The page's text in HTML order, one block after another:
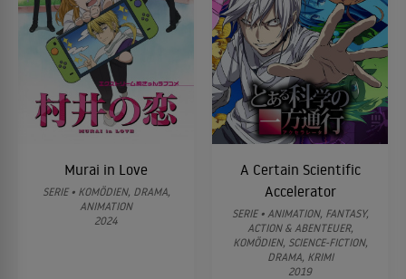
Murai in Love
SERIE • KOMÖDIEN, DRAMA,
ANIMATION
2024
A Certain Scientific
Accelerator
SERIE • ANIMATION, FANTASY,
ACTION & ABENTEUER,
KOMÖDIEN, SCIENCE-FICTION,
DRAMA, KRIMI
2019